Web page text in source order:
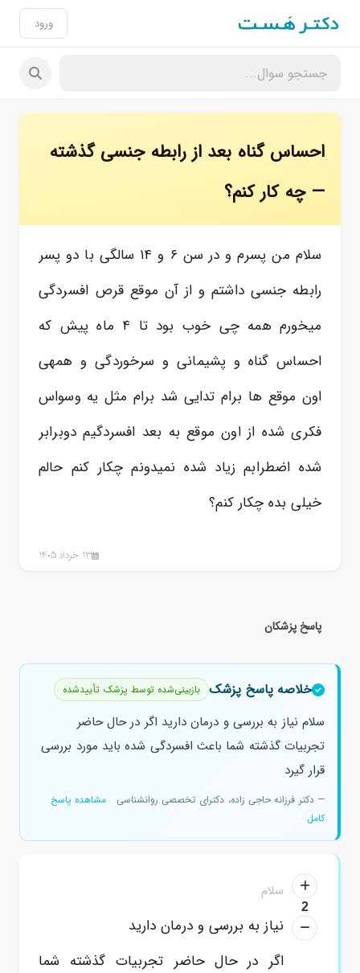
ورود
احساس گناه بعد از رابطه جنسی گذشته
— چه کار کنم؟
سلام من پسرم و در سن ۶ و ۱۴ سالگی با دو پسر
رابطه جنسی داشتم و از آن موقع قرص افسردگی
میخورم همه چی خوب بود تا ۴ ماه پیش که
احساس گناه و پشیمانی و سرخوردگی و همهی
اون موقع ها برام تدایی شد برام مثل یه وسواس
فکری شده از اون موقع به بعد افسردگیم دوبرابر
شده اضطرابم زیاد شده نمیدونم چکار کنم حالم
خیلی بده چکار کنم؟
13 خرداد 1405
پاسخ پزشکان
خلاصه پاسخ پزشک بازبینی‌شده توسط پزشک تأییدشده
سلام نیاز به بررسی و درمان دارید اگر در حال حاضر
تجربیات گذشته شما باعث افسردگی شده باید مورد بررسی
قرار گیرد
— دکتر فرزانه حاجی زاده، دکترای تخصصی روانشناسی
مشاهده پاسخ
کامل
2
سلام
نیاز به بررسی و درمان دارید
اگر در حال حاضر تجربیات گذشته شما